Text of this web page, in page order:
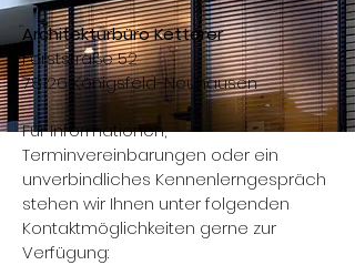
Architekturbüro Ketterer
Forststraße 52
78126 Königsfeld-Neuhausen
Für Informationen,
Terminvereinbarungen oder ein
unverbindliches Kennenlerngespräch
stehen wir Ihnen unter folgenden
Kontaktmöglichkeiten gerne zur
Verfügung: